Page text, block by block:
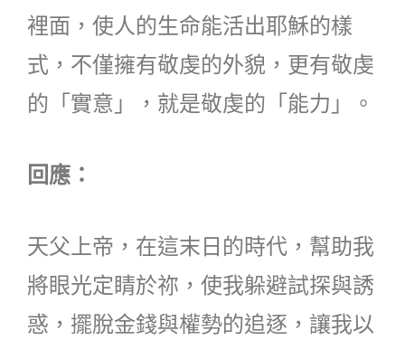
裡面，使人的生命能活出耶穌的樣
式，不僅擁有敬虔的外貌，更有敬虔
的「實意」，就是敬虔的「能力」。
回應：
天父上帝，在這末日的時代，幫助我
將眼光定睛於祢，使我躲避試探與誘
惑，擺脫金錢與權勢的追逐，讓我以